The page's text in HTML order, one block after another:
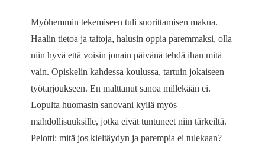
Myöhemmin tekemiseen tuli suorittamisen makua.
Haalin tietoa ja taitoja, halusin oppia paremmaksi, olla
niin hyvä että voisin jonain päivänä tehdä ihan mitä
vain. Opiskelin kahdessa koulussa, tartuin jokaiseen
työtarjoukseen. En malttanut sanoa millekään ei.
Lopulta huomasin sanovani kyllä myös
mahdollisuuksille, jotka eivät tuntuneet niin tärkeiltä.
Pelotti: mitä jos kieltäydyn ja parempia ei tulekaan?